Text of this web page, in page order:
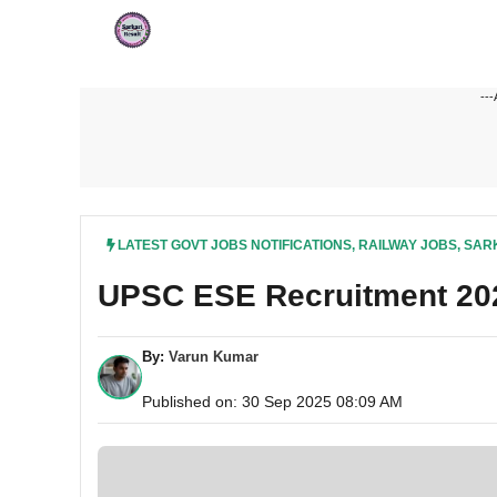
---
LATEST GOVT JOBS NOTIFICATIONS, RAILWAY JOBS,
UPSC ESE Recruitment
By: Varun Kumar
Published on: 30 Sep 2025 08:09 AM